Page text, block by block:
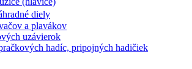
diely
a plavákov
uzávierok
hadíc, pripojných hadičiek